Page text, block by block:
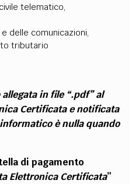
telematico,
delle comunicazioni,
tributario
in file “.pdf” al
Certificata e notificata
è nulla quando
di pagamento
Elettronica Certificata”